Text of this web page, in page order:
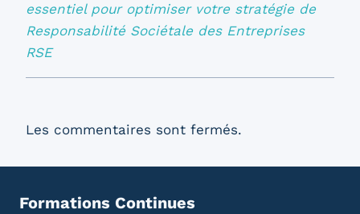
essentiel pour optimiser votre stratégie de
Responsabilité Sociétale des Entreprises
RSE
Les commentaires sont fermés.
Formations Continues